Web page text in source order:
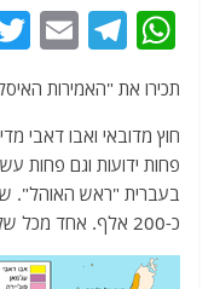
W
at
s
A
p
p
T
e
g
ra
m
E
ai
l
תכירו את "האמירות
חוץ מדובאי ואבו דאבי
פחות ידועות וגם פחות
כ-200 אלף. אחד מכל שלושה תושבים הוא אמירתי.